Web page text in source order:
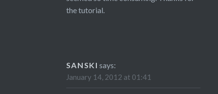
the tutorial.
SANSKI says:
January 14, 2012 at 01:41